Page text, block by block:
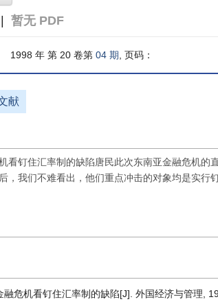
暂无 PDF
1998 年 第 20 卷第 04 期 , 页码：
献
看钉住汇率制的缺陷唐民此次东南亚金融危机
，我们不难看出，他们重点冲击的对象均是实
融危机看钉住汇率制的缺陷[J]. 外国经济与管理,